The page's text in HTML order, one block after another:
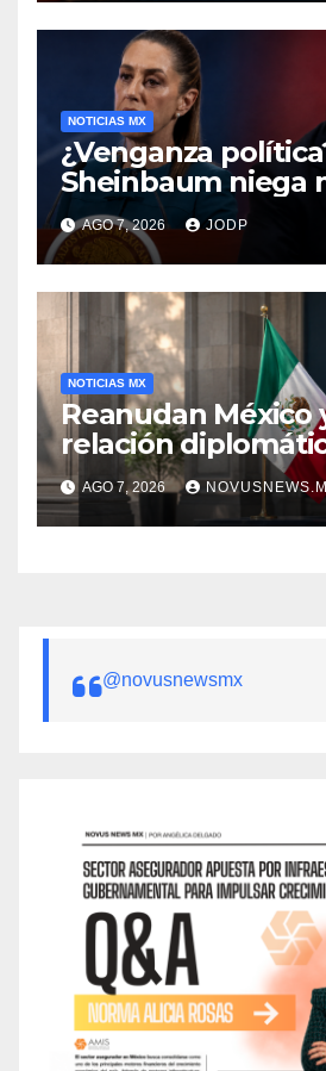
NOTICIAS MX
¿Venganza
Sheinbaum niega
negra en captura
Aguirre
AGO 7, 2026 JODP
NOTICIAS MX
Reanudan México
relación
AGO 7, 2026
@novusnewsmx